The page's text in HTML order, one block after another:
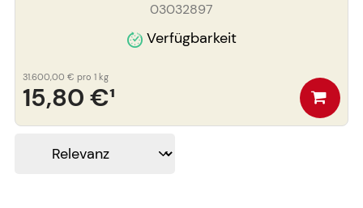
03032897
Verfügbarkeit
15,80 €¹
31.600,00 € pro 1 kg